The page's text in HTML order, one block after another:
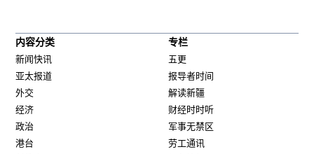
内容分类
新闻快讯
亚太报道
外交
经济
政治
港台
专栏
五更
报导者时间
解读新疆
财经时时听
军事无禁区
劳工通讯